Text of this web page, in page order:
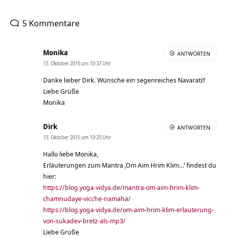
5 Kommentare
Monika
13. Oktober 2015 um 10:37 Uhr
Danke lieber Dirk. Wünsche ein segenreiches Navarati!!
Liebe Grüße
Monika
ANTWORTEN
Dirk
13. Oktober 2015 um 10:25 Uhr
Hallo liebe Monika,
Erläuterungen zum Mantra ‚Om Aim Hrim Klim…‘ findest du
hier:
https://blog.yoga-vidya.de/mantra-om-aim-hrim-klim-
chamnudaye-vicche-namaha/
https://blog.yoga-vidya.de/om-aim-hrim-klim-erlauterung-
von-sukadev-bretz-als-mp3/
Liebe Grüße
ANTWORTEN